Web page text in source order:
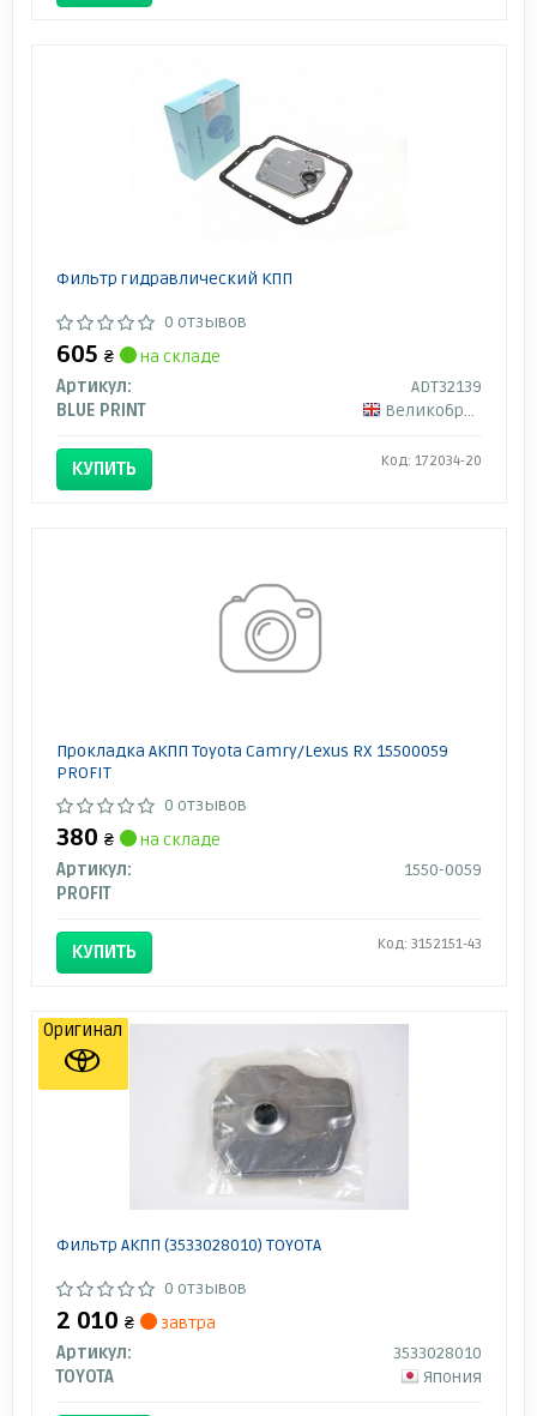
Фильтр гидравлический КПП
0 отзывов
605 ₴
на складе
Артикул:
ADT32139
BLUE PRINT
Великобритания
КУПИТЬ Код: 172034-20
Прокладка АКПП Toyota Camry/Lexus RX 15500059
PROFIT
0 отзывов
380 ₴
на складе
Артикул:
1550-0059
PROFIT
КУПИТЬ Код: 3152151-43
Фильтр АКПП (3533028010) TOYOTA
0 отзывов
2 010 ₴
завтра
Артикул:
3533028010
TOYOTA
Япония
Оригинал